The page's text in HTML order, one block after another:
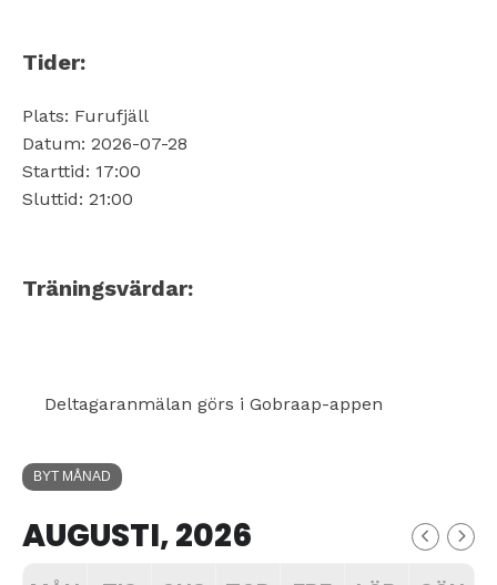
Tider:
Plats: Furufjäll
Datum: 2026-07-28
Starttid: 17:00
Sluttid: 21:00
Träningsvärdar:
Deltagaranmälan görs i Gobraap-appen
BYT MÅNAD
AUGUSTI, 2026